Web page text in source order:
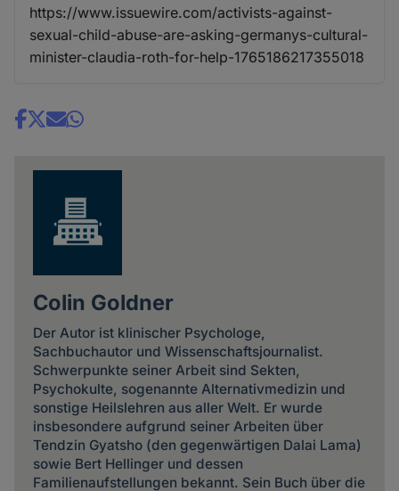
https://www.issuewire.com/activists-against-
sexual-child-abuse-are-asking-germanys-cultural-
minister-claudia-roth-for-help-1765186217355018
Share
Colin Goldner
Der Autor ist klinischer Psychologe,
Sachbuchautor und Wissenschaftsjournalist.
Schwerpunkte seiner Arbeit sind Sekten,
Psychokulte, sogenannte Alternativmedizin und
sonstige Heilslehren aus aller Welt. Er wurde
insbesondere aufgrund seiner Arbeiten über
Tendzin Gyatsho (den gegenwärtigen Dalai Lama)
sowie Bert Hellinger und dessen
Familienaufstellungen bekannt. Sein Buch über die